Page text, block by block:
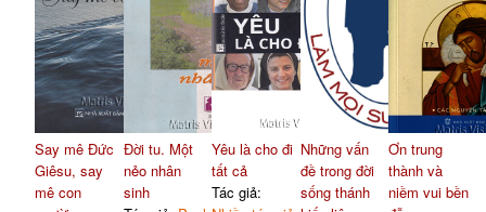
Say mê Đức
Giêsu, say
mê con
Đời tu. Một
nẻo nhân
sinh
Yêu là cho đi
tất cả
Tác giả:
Những vấn
đề trong đời
sống thánh
Ơn trung
thành và
niềm vui bền